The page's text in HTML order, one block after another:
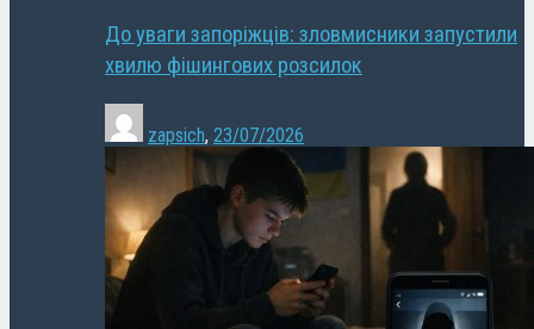
До уваги запоріжців: зловмисники запустили
хвилю фішингових розсилок
zapsich, 23/07/2026